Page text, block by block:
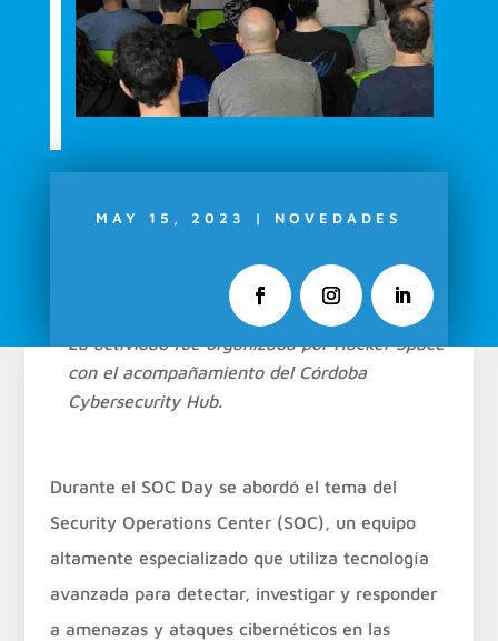
MAY 15, 2023 | NOVEDADES
La actividad fue organizada por Hacker Space
con el acompañamiento del Córdoba
Cybersecurity Hub.
Durante el SOC Day se abordó el tema del
Security Operations Center (SOC), un equipo
altamente especializado que utiliza tecnología
avanzada para detectar, investigar y responder
a amenazas y ataques cibernéticos en las